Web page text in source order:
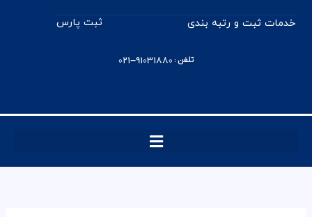
خدمات ثبت و رتبه بندی ثبت پارس
تلفن : 91031880-021